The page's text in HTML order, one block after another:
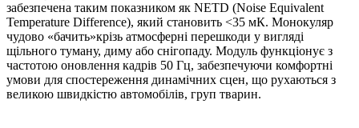
забезпечена таким показником як NETD (Noise Equivalent
Temperature Difference), який становить <35 мК. Монокуляр
чудово «бачить»крізь атмосферні перешкоди у вигляді
щільного туману, диму або снігопаду. Модуль функціонує з
частотою оновлення кадрів 50 Гц, забезпечуючи комфортні
умови для спостереження динамічних сцен, що рухаються з
великою швидкістю автомобілів, груп тварин.